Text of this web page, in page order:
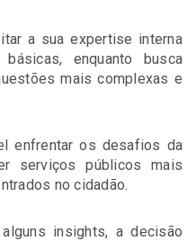
a sua expertise interna
enquanto busca
mais complexas e
enfrentar os desafios da
serviços públicos mais
no cidadão.
insights, a decisão